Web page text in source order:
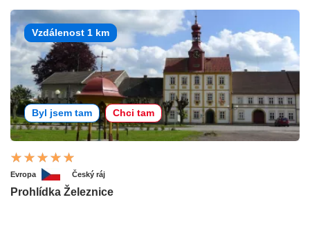
Vzdálenost 1 km
Byl jsem tam Chci tam
Evropa Český ráj
Prohlídka Železnice